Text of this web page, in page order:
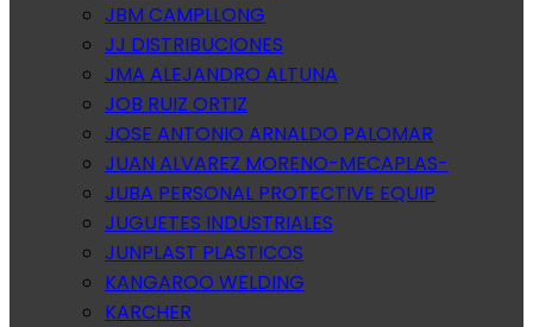
JBM CAMPLLONG
JJ DISTRIBUCIONES
JMA ALEJANDRO ALTUNA
JOB RUIZ ORTIZ
JOSE ANTONIO ARNALDO PALOMAR
JUAN ALVAREZ MORENO-MECAPLAS-
JUBA PERSONAL PROTECTIVE EQUIP
JUGUETES INDUSTRIALES
JUNPLAST PLASTICOS
KANGAROO WELDING
KARCHER